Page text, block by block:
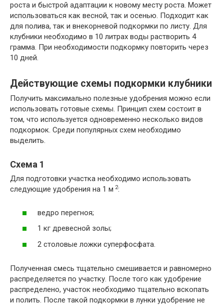
роста и быстрой адаптации к новому месту роста. Может
использоваться как весной, так и осенью. Подходит как
для полива, так и внекорневой подкормки по листу. Для
клубники необходимо в 10 литрах воды растворить 4
грамма. При необходимости подкормку повторить через
10 дней.
Действующие схемы подкормки клубники
Получить максимально полезные удобрения можно если
использовать готовые схемы. Принцип схем состоит в
том, что используется одновременно несколько видов
подкормок. Среди популярных схем необходимо
выделить.
Схема 1
Для подготовки участка необходимо использовать
следующие удобрения на 1 м 2:
ведро перегноя;
1 кг древесной золы;
2 столовые ложки суперфосфата.
Полученная смесь тщательно смешивается и равномерно
распределяется по участку. После того как удобрение
распределено, участок необходимо тщательно вскопать
и полить. После такой подкормки в лунки удобрение не